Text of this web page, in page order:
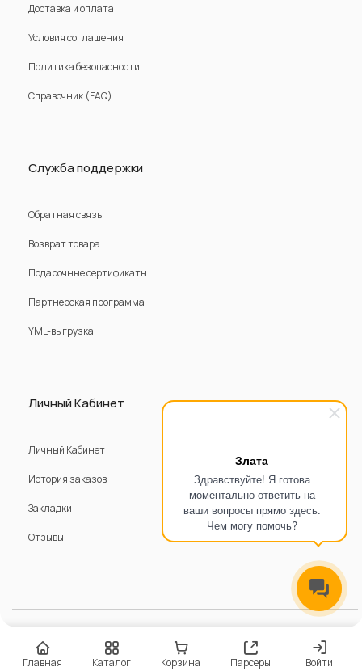
Злата
Здравствуйте! Я готова
моментально ответить на
ваши вопросы прямо здесь.
Чем могу помочь?
Доставка и оплата
Условия соглашения
Политика безопасности
Справочник (FAQ)
Служба поддержки
Обратная связь
Возврат товара
Подарочные сертификаты
Партнерская программа
YML-выгрузка
Личный Кабинет
Личный Кабинет
История заказов
Закладки
Отзывы
© 2016 - 2025 DubaiGold - Ювелирная бижутерия.
Официальный сайт. Все права защищены.
Главная
Каталог Корзина Парсеры Войти